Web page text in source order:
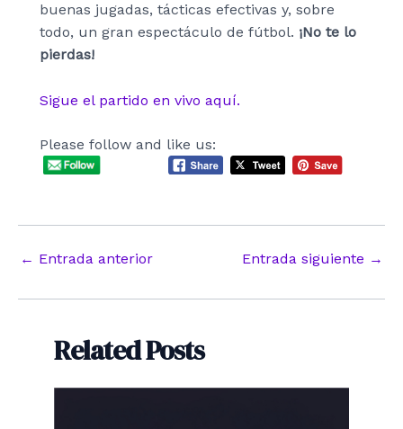
buenas jugadas, tácticas efectivas y, sobre
todo, un gran espectáculo de fútbol. ¡No te lo
pierdas!
Sigue el partido en vivo aquí.
Please follow and like us:
Navegación
entradas
← Entrada anterior Entrada siguiente →
Related Posts